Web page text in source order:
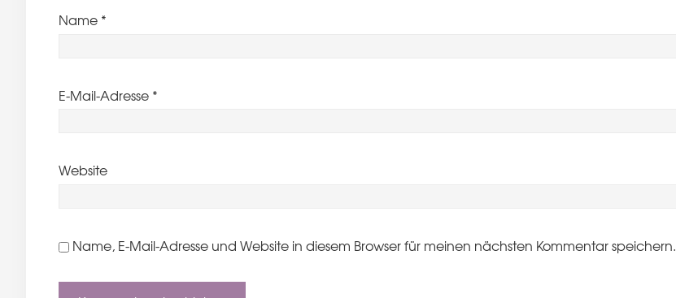
Name *
E-Mail-Adresse *
Website
Name, E-Mail-Adresse und Website in diesem Browser für meinen nächsten Kommentar speichern.